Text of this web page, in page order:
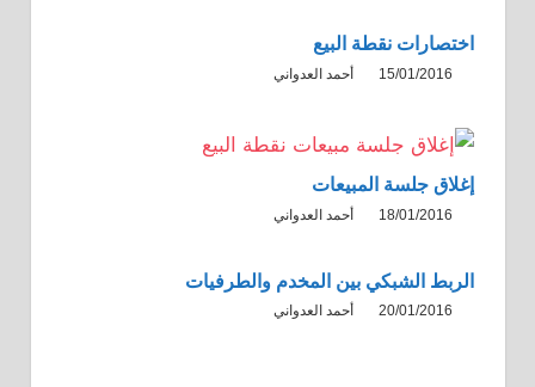
اختصارات نقطة البيع
15/01/2016 أحمد العدواني
إغلاق جلسة المبيعات
18/01/2016 أحمد العدواني
الربط الشبكي بين المخدم والطرفيات
20/01/2016 أحمد العدواني